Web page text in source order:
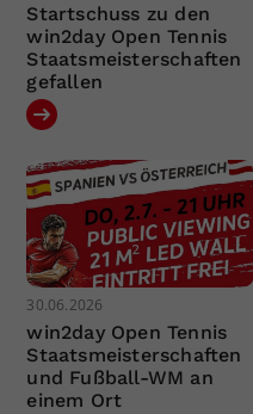
Startschuss zu den
win2day Open Tennis
Staatsmeisterschaften
gefallen
30.06.2026
win2day Open Tennis
Staatsmeisterschaften
und Fußball-WM an
einem Ort